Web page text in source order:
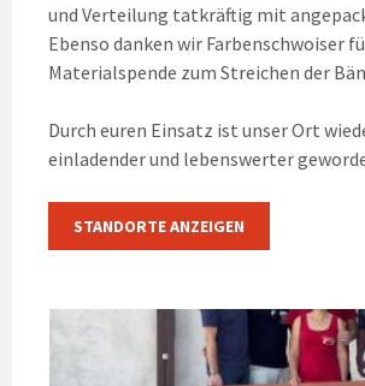
und Verteilung tatkräftig mit
Ebenso danken wir Farbenschwoiser
Materialspende zum Streichen der
Durch euren Einsatz ist unser Ort
einladender und lebenswerter
STANDORTE ANZEIGEN